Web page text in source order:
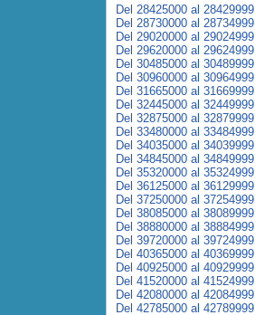
Del 28425000 al 28429999
Del 28730000 al 28734999
Del 29020000 al 29024999
Del 29620000 al 29624999
Del 30485000 al 30489999
Del 30960000 al 30964999
Del 31665000 al 31669999
Del 32445000 al 32449999
Del 32875000 al 32879999
Del 33480000 al 33484999
Del 34035000 al 34039999
Del 34845000 al 34849999
Del 35320000 al 35324999
Del 36125000 al 36129999
Del 37250000 al 37254999
Del 38085000 al 38089999
Del 38880000 al 38884999
Del 39720000 al 39724999
Del 40365000 al 40369999
Del 40925000 al 40929999
Del 41520000 al 41524999
Del 42080000 al 42084999
Del 42785000 al 42789999